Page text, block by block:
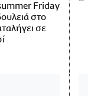
Friday
στο
σε